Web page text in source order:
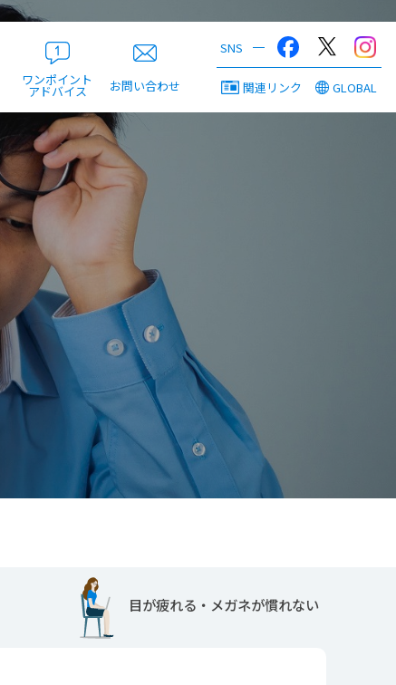
ワンポイント
アドバイス お問い合わせ 関連リンク GLOBAL